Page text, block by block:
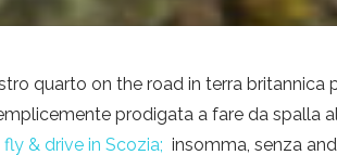
quarto on the road in terra
prodigata a fare da spalla
& drive in Scozia; insomma, senza